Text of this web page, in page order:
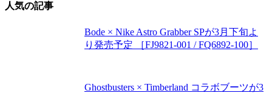
人気の記事
Bode × Nike Astro Grabber SPが3月下旬よ
り発売予定 ［FJ9821-001 / FQ6892-100］
Ghostbusters × Timberland コラボブーツが3